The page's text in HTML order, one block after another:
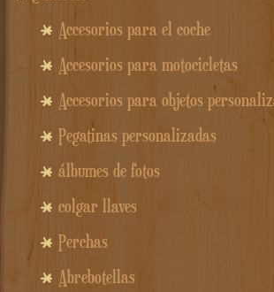
Accesorios para el coche
Accesorios para motocicletas
Accesorios para objetos
Pegatinas personalizadas
álbumes de fotos
colgar llaves
Perchas
Abrebotellas